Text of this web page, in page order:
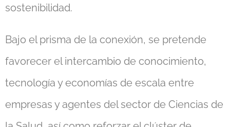
sostenibilidad.
Bajo el prisma de la conexión, se pretende
favorecer el intercambio de conocimiento,
tecnología y economías de escala entre
empresas y agentes del sector de Ciencias de